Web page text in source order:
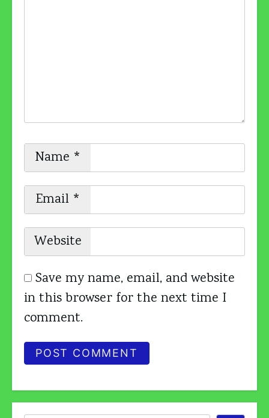
Name *
Email *
Website
Save my name, email, and website
in this browser for the next time I
comment.